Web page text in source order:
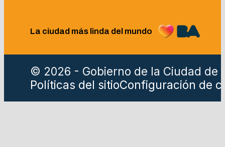
La ciudad más linda del mundo
© 2026 - Gobierno de la Ciudad de
Políticas del sitioConfiguración de